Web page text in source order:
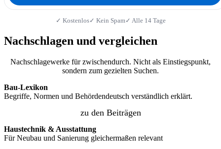
✓ Kostenlos✓ Kein Spam✓ Alle 14 Tage
Nachschlagen und vergleichen
Nachschlagewerke für zwischendurch. Nicht als Einstiegspunkt,
sondern zum gezielten Suchen.
Bau-Lexikon
Begriffe, Normen und Behördendeutsch verständlich erklärt.
zu den Beiträgen
Haustechnik & Ausstattung
Für Neubau und Sanierung gleichermaßen relevant